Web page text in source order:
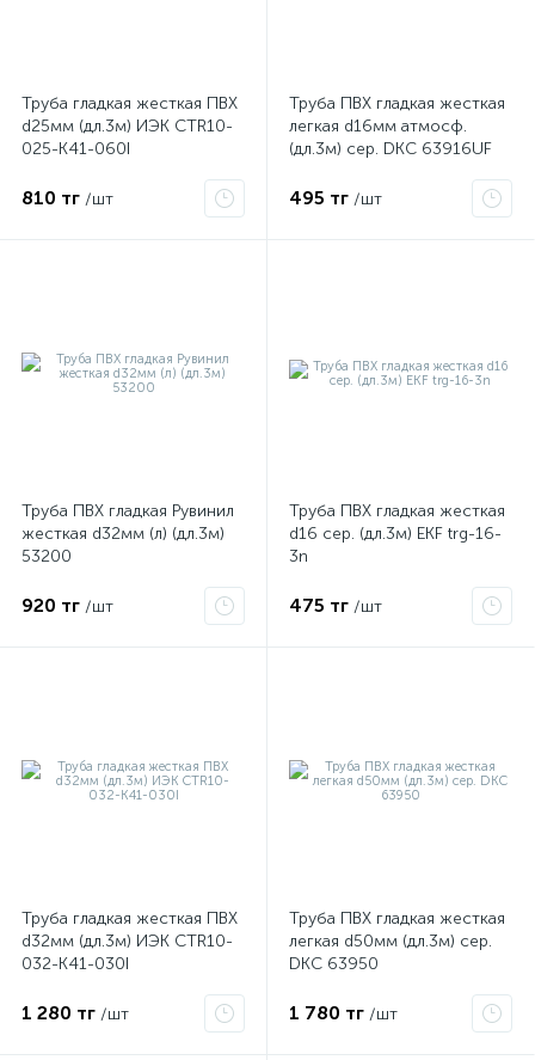
Труба гладкая жесткая ПВХ
d25мм (дл.3м) ИЭК CTR10-
025-K41-060I
810 тг /шт
Труба ПВХ гладкая жесткая
легкая d16мм атмосф.
(дл.3м) сер. DKC 63916UF
495 тг /шт
Труба ПВХ гладкая Рувинил
жесткая d32мм (л) (дл.3м)
53200
920 тг /шт
Труба ПВХ гладкая жесткая
d16 сер. (дл.3м) EKF trg-16-
3n
475 тг /шт
Труба гладкая жесткая ПВХ
d32мм (дл.3м) ИЭК CTR10-
032-K41-030I
1 280 тг /шт
Труба ПВХ гладкая жесткая
легкая d50мм (дл.3м) сер.
DKC 63950
1 780 тг /шт